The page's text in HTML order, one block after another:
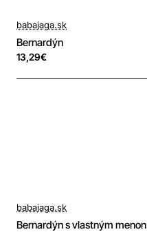
babajaga.sk
Bernardýn
13,29€
babajaga.sk
Bernardýn s vlastným menon